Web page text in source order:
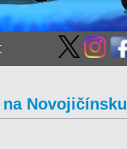
na Novojičínsku